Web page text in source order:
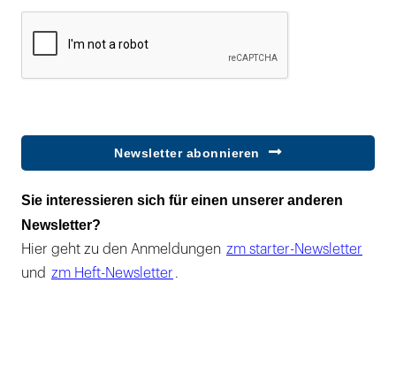
Newsletter abonnieren
Sie interessieren sich für einen unserer anderen
Newsletter?
Hier geht zu den Anmeldungen zm starter-Newsletter
und zm Heft-Newsletter .